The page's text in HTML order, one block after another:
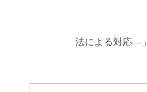
法による対応―」